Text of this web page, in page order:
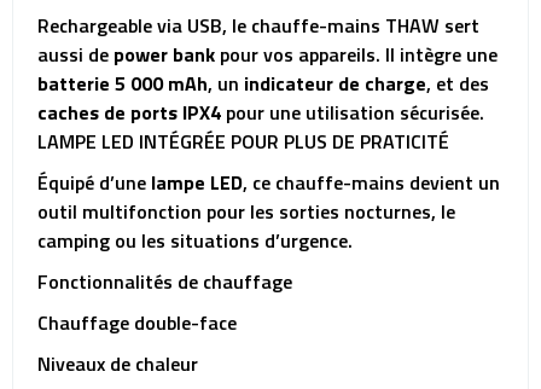
Rechargeable via USB, le chauffe-mains THAW sert
aussi de power bank pour vos appareils. Il intègre une
batterie 5 000 mAh, un indicateur de charge, et des
caches de ports IPX4 pour une utilisation sécurisée.
LAMPE LED INTÉGRÉE POUR PLUS DE PRATICITÉ
Équipé d’une lampe LED, ce chauffe-mains devient un
outil multifonction pour les sorties nocturnes, le
camping ou les situations d’urgence.
Fonctionnalités de chauffage
Chauffage double-face
Niveaux de chaleur